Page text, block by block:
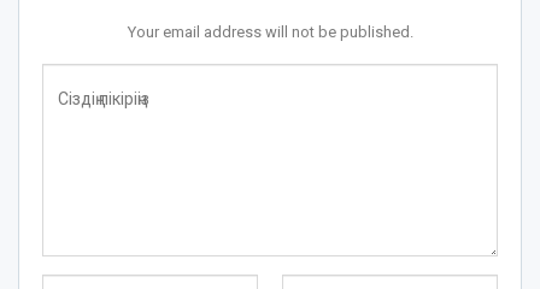
Your email address will not be published.